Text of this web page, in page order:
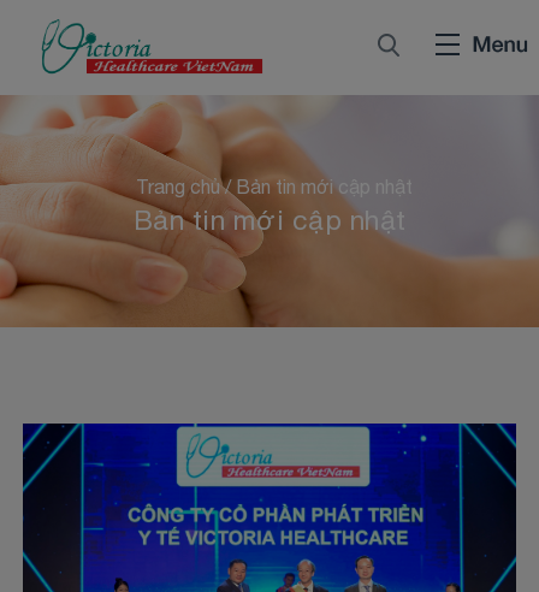
Trang chủ / Bản tin mới cập nhật
Bản tin mới cập nhật